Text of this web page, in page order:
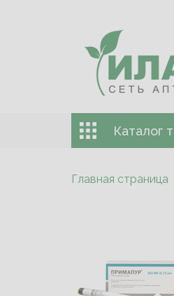
Каталог
Главная страница